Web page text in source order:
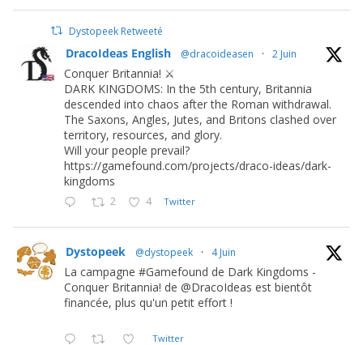
Dystopeek Retweeté
DracoIdeas English @dracoideasen · 2 Juin
Conquer Britannia! ⚔️
DARK KINGDOMS: In the 5th century, Britannia
descended into chaos after the Roman withdrawal.
The Saxons, Angles, Jutes, and Britons clashed over
territory, resources, and glory.
Will your people prevail?
https://gamefound.com/projects/draco-ideas/dark-
kingdoms
2 4 Twitter
Dystopeek @dystopeek · 4 Juin
La campagne #Gamefound de Dark Kingdoms -
Conquer Britannia! de @DracoIdeas est bientôt
financée, plus qu'un petit effort !
Twitter